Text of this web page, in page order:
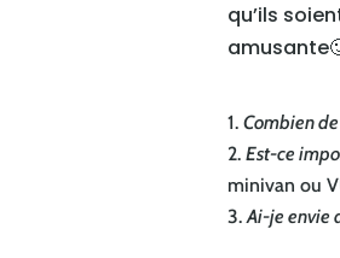
qu’ils
Combien
Est-ce
minivan ou
Ai-je envie